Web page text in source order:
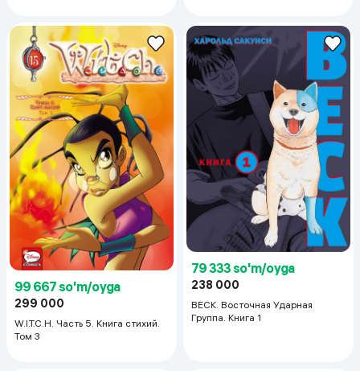
99 667 so'm/oyga
299 000
W.I.T.C.H. Часть 5. Книга стихий.
Том 3
79 333 so'm/oyga
238 000
BECK. Восточная Ударная
Группа. Книга 1